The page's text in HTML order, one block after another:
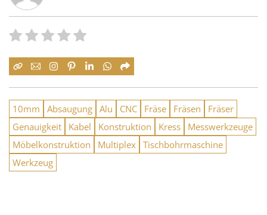
10mm Absaugung Alu CNC Fräse Fräsen
Fräser
Genauigkeit
Kabel Konstruktion Kress
Messwerkzeuge
Möbelkonstruktion
Multiplex Tischbohrmaschine
Werkzeug